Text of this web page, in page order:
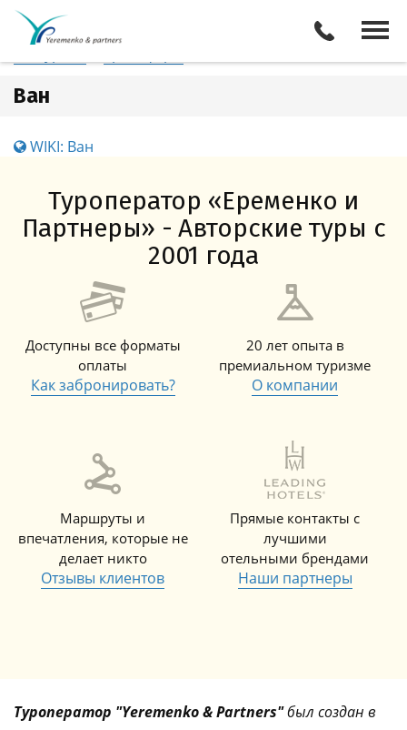
Франция
Ван
WIKI: Ван
Туроператор «Еременко и
Партнеры» - Авторские туры с
2001 года
Доступны все форматы
оплаты
Как забронировать?
20 лет опыта в
премиальном туризме
О компании
Маршруты и
впечатления, которые не
делает никто
Отзывы клиентов
Прямые контакты с
лучшими
отельными брендами
Наши партнеры
Туроператор "Yeremenko & Partners"был создан в